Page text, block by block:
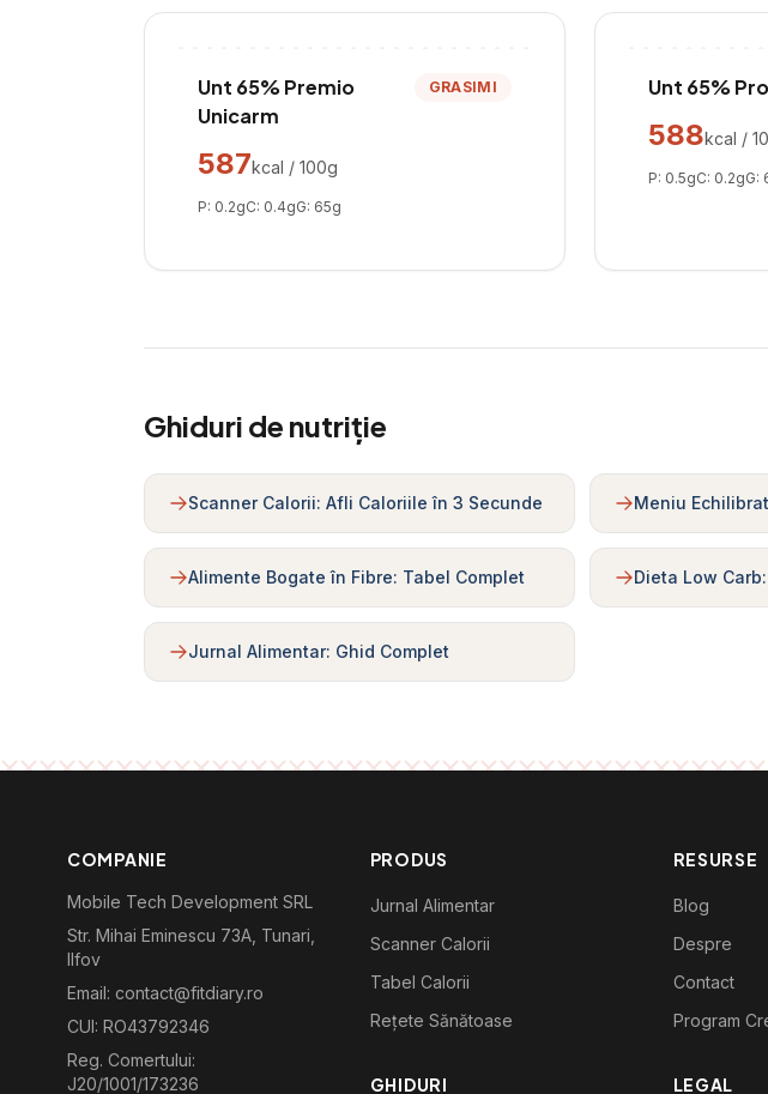
Unt 65% Premio
Unicarm
GRASIMI
587kcal / 100g
P: 0.2gC: 0.4gG: 65g
Unt 65%
588kcal /
P: 0.5gC: 0.2gG:
Ghiduri de nutriție
Scanner Calorii: Afli Caloriile în 3 Secunde Meniu
Alimente Bogate în Fibre: Tabel Complet Dieta Low
Jurnal Alimentar: Ghid Complet
COMPANIE
Mobile Tech Development SRL
Str. Mihai Eminescu 73A, Tunari,
Ilfov
Email: contact@fitdiary.ro
CUI: RO43792346
Reg. Comertului:
J20/1001/173236
PRODUS
Jurnal Alimentar
Scanner Calorii
Tabel Calorii
Rețete Sănătoase
GHIDURI
RESURSE
Blog
Despre
Contact
Program
LEGAL